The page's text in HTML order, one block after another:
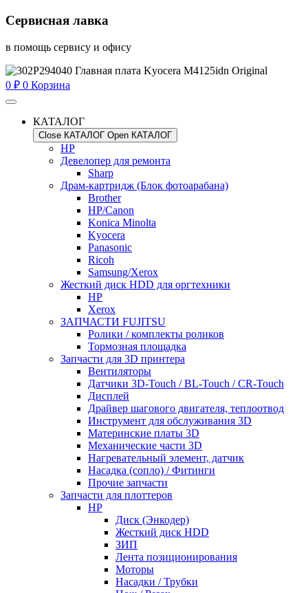
Сервисная лавка
в помощь сервису и офису
0 ₽ 0 Корзина
КАТАЛОГ
Close КАТАЛОГ Open КАТАЛОГ
HP
Девелопер для ремонта
Sharp
Драм-картридж (Блок фотоарабана)
Brother
HP/Canon
Konica Minolta
Kyocera
Panasonic
Ricoh
Samsung/Xerox
Жесткий диск HDD для оргтехники
HP
Xerox
ЗАПЧАСТИ FUJITSU
Ролики / комплекты роликов
Тормозная площадка
Запчасти для 3D принтера
Вентиляторы
Датчики 3D-Touch / BL-Touch / CR-Touch
Дисплей
Драйвер шагового двигателя, теплоотвод
Инструмент для обслуживания 3D
Материнские платы 3D
Механические части 3D
Нагревательный элемент, датчик
Насадка (сопло) / Фитинги
Прочие запчасти
Запчасти для плоттеров
HP
Диск (Энкодер)
Жесткий диск HDD
ЗИП
Лента позиционирования
Моторы
Насадки / Трубки